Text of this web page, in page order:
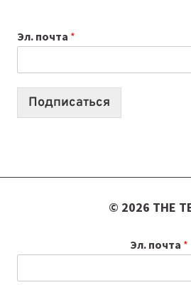
СОЗДАВАТЬ
ПРОДУКТЫ
Эл. почта *
Подписаться
© 2026 THE
Эл. почта *